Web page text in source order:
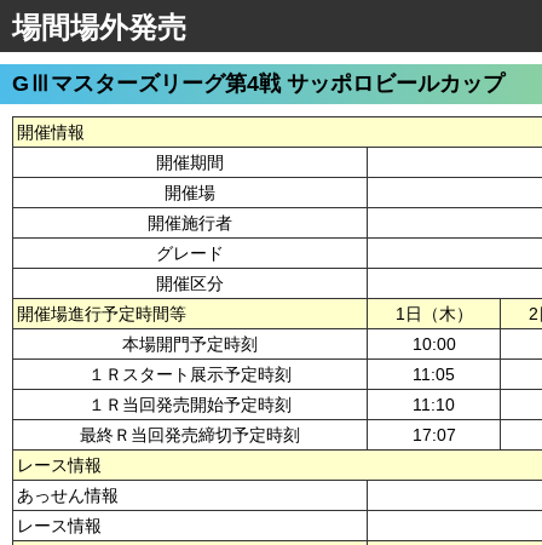
場間場外発売
GⅢマスターズリーグ第4戦 サッポロビールカップ
開催情報
開催期間
開催場
開催施行者
グレード
開催区分
開催場進行予定時間等
1日（木）
本場開門予定時刻
10:00
１Ｒスタート展示予定時刻
11:05
１Ｒ当回発売開始予定時刻
11:10
最終Ｒ当回発売締切予定時刻
17:07
レース情報
あっせん情報
レース情報